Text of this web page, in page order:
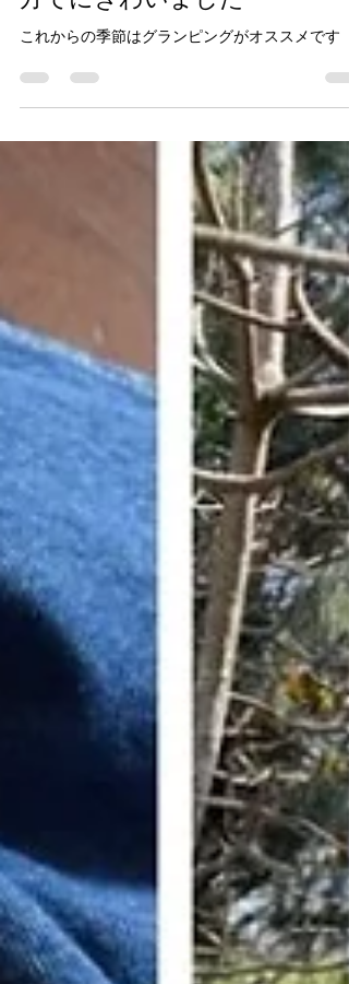
方でにぎわいました
これからの季節はグランピングがオススメです